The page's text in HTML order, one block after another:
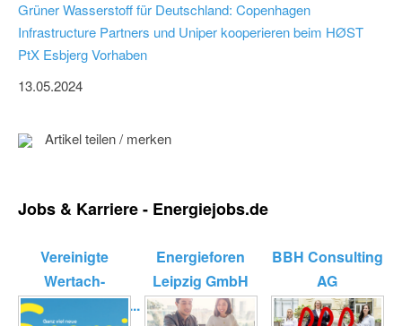
Grüner Wasserstoff für Deutschland: Copenhagen
Infrastructure Partners und Uniper kooperieren beim HØST
PtX Esbjerg Vorhaben
13.05.2024
Artikel teilen / merken
Jobs & Karriere - Energiejobs.de
Vereinigte
Wertach-
Elektrizitätswerk...
Energieforen
Leipzig GmbH
BBH Consulting
AG